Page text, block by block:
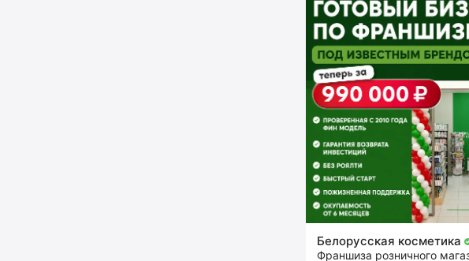
Белорусская косметика